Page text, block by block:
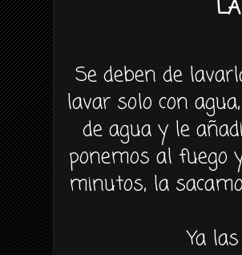
Se deben de
lavar solo con
de agua y le
ponemos al fuego
minutos, la
Ya